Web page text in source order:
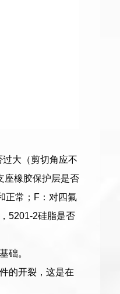
大（剪切角应不
座橡胶保护层是否
正常；F：对四氟
5201-2硅脂是否
础。
的开裂，这是在